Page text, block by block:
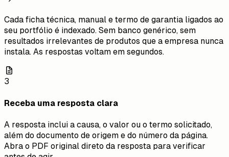
Cada ficha técnica, manual e termo de garantia ligados ao
seu portfólio é indexado. Sem banco genérico, sem
resultados irrelevantes de produtos que a empresa nunca
instala. As respostas voltam em segundos.
3
Receba uma resposta clara
A resposta inclui a causa, o valor ou o termo solicitado,
além do documento de origem e do número da página.
Abra o PDF original direto da resposta para verificar